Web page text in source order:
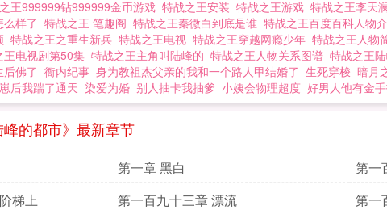
王999999钻999999金币游戏 特战之王安装 特战之王游戏 特战之王李天
样了 特战之王 笔趣阁 特战之王秦微白到底是谁 特战之王百度百科人物
特战之王之重生新兵 特战之王电视 特战之王穿越网瘾少年 特战之王人物
王电视剧第50集 特战之王主角叫陆峰的 特战之王人物关系图谱 特战之王
佛了 衙内纪事 身为教祖杰父亲的我和一个路人甲结婚了 生死穿梭 暗月
后我踹了通天 染爱为婚 别人抽卡我抽爹 小姨会物理超度 好男人他有金
峰的都市》最新章节
第一章 黑白 第一
梯上
第一百九十三章 漂流 第一